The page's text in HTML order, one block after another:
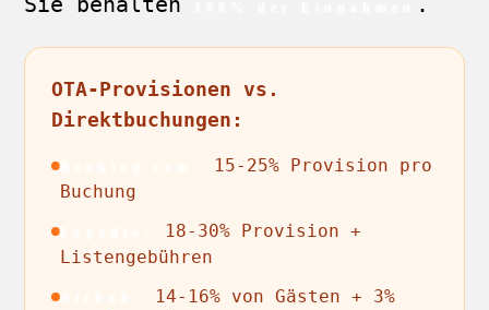
OTA-Provisionen vs.
Direktbuchungen:
15-25% Provision pro
Buchung
18-30% Provision +
Listengebühren
14-16% von Gästen + 3%